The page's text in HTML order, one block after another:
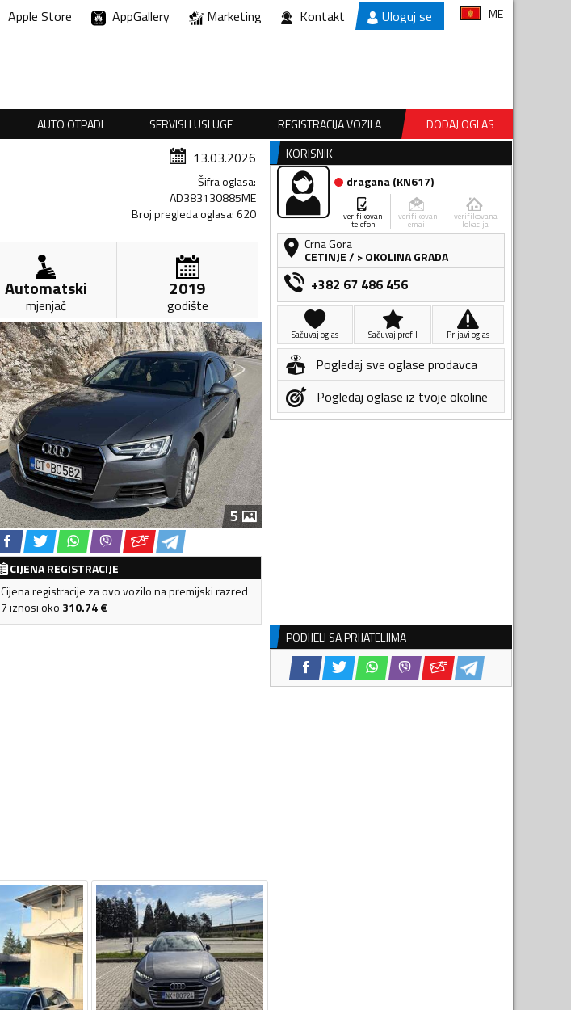
Apple Store AppGallery Marketing Kontakt Uloguj se ME
AUTO OTPADI SERVISI I USLUGE REGISTRACIJA VOZILA
DODAJ OGLAS
13.03.2026
Šifra oglasa:
AD383130885ME
Broj pregleda oglasa:620
Automatski
mjenjač
2019
godište
5
CIJENA REGISTRACIJE
Cijena registracije za ovo vozilo na premijski razred
7 iznosi oko 310.74€
KORISNIK
dragana(KN617)
verifikovan
telefon
verifikovan
email
verifikovana
lokacija
Crna Gora
CETINJE/ > OKOLINA GRADA
+382 67 486 456
Sačuvaj oglas Sačuvaj profil Prijavi oglas
Pogledaj sve oglase prodavca
Pogledaj oglase iz tvoje okoline
PODIJELI SA PRIJATELJIMA